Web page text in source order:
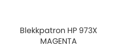
Blekkpatron HP 973X
MAGENTA